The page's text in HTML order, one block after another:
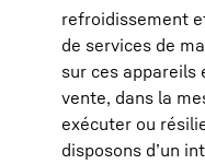
refroidissement
de services de
sur ces appareils
vente, dans la
exécuter ou
disposons d’un